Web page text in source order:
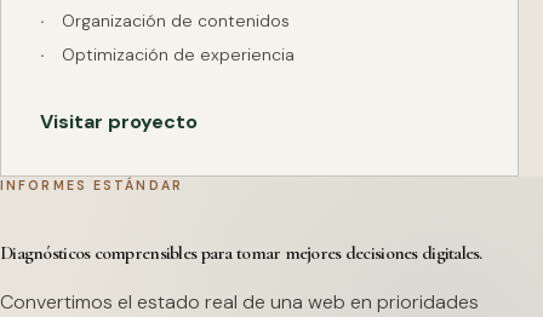
Organización de contenidos
Optimización de experiencia
Visitar proyecto
INFORMES ESTÁNDAR
Diagnósticos comprensibles para tomar mejores decisiones digitales.
Convertimos el estado real de una web en prioridades